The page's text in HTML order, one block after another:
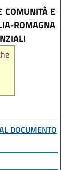
COMUNITÀ E
ROMAGNA
DOCUMENTO